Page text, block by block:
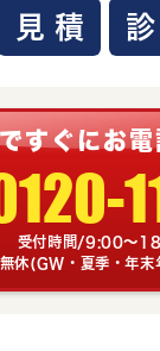
見積
すぐにお
受付時間/9:00～
休(GW・夏季・年末